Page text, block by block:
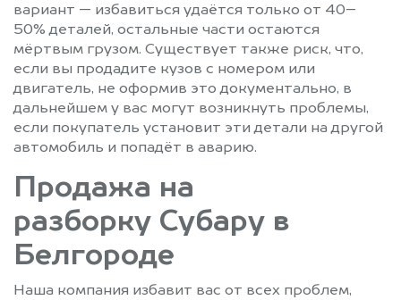
вариант — избавиться удаётся только от 40–
50% деталей, остальные части остаются
мёртвым грузом. Существует также риск, что,
если вы продадите кузов с номером или
двигатель, не оформив это документально, в
дальнейшем у вас могут возникнуть проблемы,
если покупатель установит эти детали на другой
автомобиль и попадёт в аварию.
Продажа на
разборку Субару в
Белгороде
Наша компания избавит вас от всех проблем,